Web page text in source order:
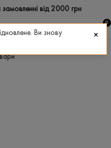
від 2000 грн
0
Ви знову